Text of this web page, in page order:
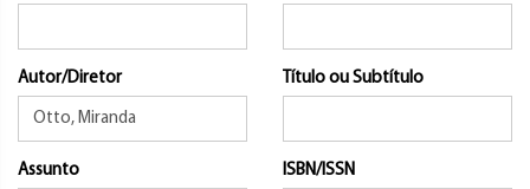
Autor/Diretor Título ou Subtítulo
Assunto ISBN/ISSN